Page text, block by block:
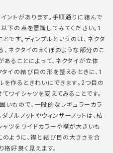
ントがあります。手順通りに結んで
下の点を意識してみてください。1
です。ディンプルというのは、ネクタ
ネクタイのえくぼのような部分のこ
あることによって、ネクタイが立体
タイの結び目の形を整えるときに、1
を作るときれいにできます。2つ目の
ワイシャツを変えてみることです。
いもので、一般的なレギュラーカラ
ルノットやウィンザーノットは、結
ツをワイドカラーや襟が大きいも
のように、襟と結び目の大きさを合
格好良く見えます。